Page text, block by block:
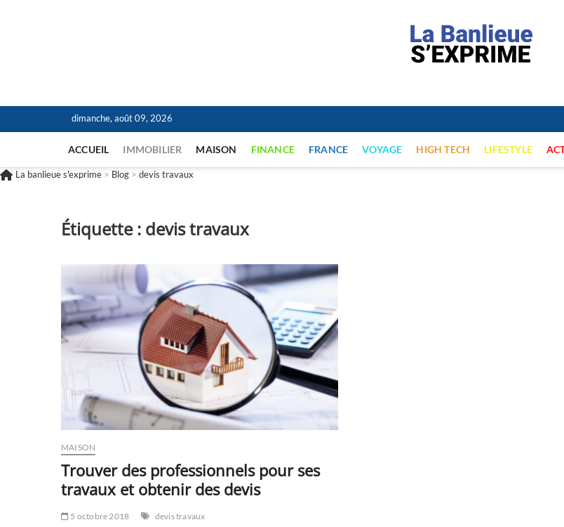
dimanche, août 09, 2026
ACCUEIL IMMOBILIER MAISON FINANCE FRANCE VOYAGE HIGH TECH LIFESTYLE
La banlieue s'exprime > Blog > devis travaux
Étiquette : devis travaux
MAISON
Trouver des professionnels pour ses
travaux et obtenir des devis
5 octobre 2018 devis travaux